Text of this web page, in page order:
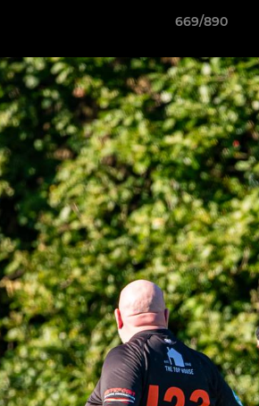
669/890